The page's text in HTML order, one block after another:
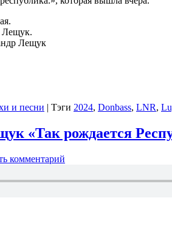
Лещук.
Лещук
и песни | Тэги 2024, Donbass, LNR,
«Так рождается
комментарий
Лещук